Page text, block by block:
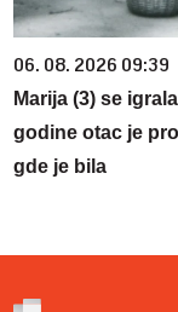
06. 08. 2026 09:39
Marija (3) se
godine otac je
gde je bila